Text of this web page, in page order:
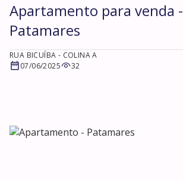
Apartamento para venda -
Patamares
RUA BICUÍBA - COLINA A
07/06/2025
32